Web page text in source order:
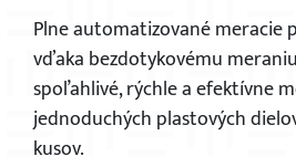
Plne automatizované meracie
vďaka bezdotykovému
spoľahlivé, rýchle a efektívne
jednoduchých plastových
kusov.